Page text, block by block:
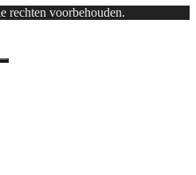
rechten voorbehouden.